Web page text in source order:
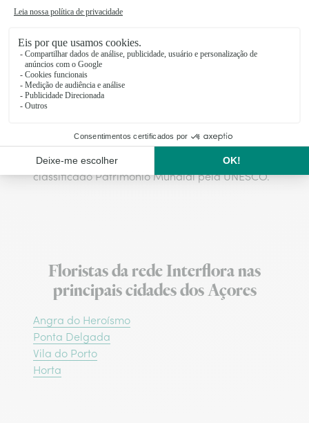
flor típica dos Açores
cantaria de basalto, ignimbrito e traquito
revestem as igrejas, conventos, solares e casas
rurais. Moinhos de vento e azenhas, varandas
de ferro forjado, fornos e chaminés, ruas e
ruelas com casas de pedra escura caraterizam
Heroísmo, na Terceira, destaca-se pelas
fachadas de cores garridas do centro histórico,
classificado Património Mundial pela UNESCO.
Floristas da rede Interflora nas
principais cidades dos Açores
Angra do Heroísmo
Ponta Delgada
Vila do Porto
Horta